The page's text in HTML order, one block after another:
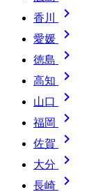
香川 
愛媛 
徳島 
高知 
山口 
福岡 
佐賀 
大分 
長崎 